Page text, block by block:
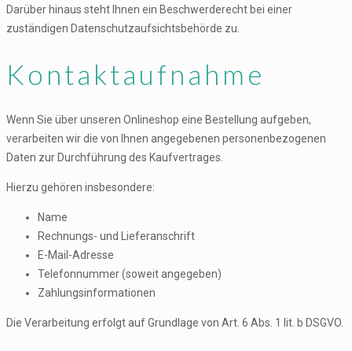
Darüber hinaus steht Ihnen ein Beschwerderecht bei einer
zuständigen Datenschutzaufsichtsbehörde zu.
Kontaktaufnahme
Wenn Sie über unseren Onlineshop eine Bestellung aufgeben,
verarbeiten wir die von Ihnen angegebenen personenbezogenen
Daten zur Durchführung des Kaufvertrages.
Hierzu gehören insbesondere:
Name
Rechnungs- und Lieferanschrift
E-Mail-Adresse
Telefonnummer (soweit angegeben)
Zahlungsinformationen
Die Verarbeitung erfolgt auf Grundlage von Art. 6 Abs. 1 lit. b DSGVO.